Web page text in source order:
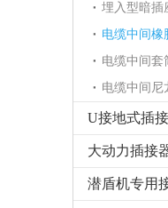
埋入型暗插
电缆中间橡
电缆中间套
电缆中间尼
U接地式插
大动力插接
潜盾机专用